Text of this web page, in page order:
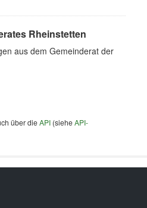
Rheinstetten
aus dem Gemeinderat der
über dieAPI (sieheAPI-